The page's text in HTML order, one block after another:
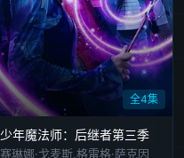
全4集
少年魔法师：后继者第三季
赛琳娜·戈麦斯,格雷格·萨克因